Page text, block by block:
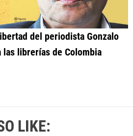
del periodista Gonzalo
las librerías de Colombia
LIKE: